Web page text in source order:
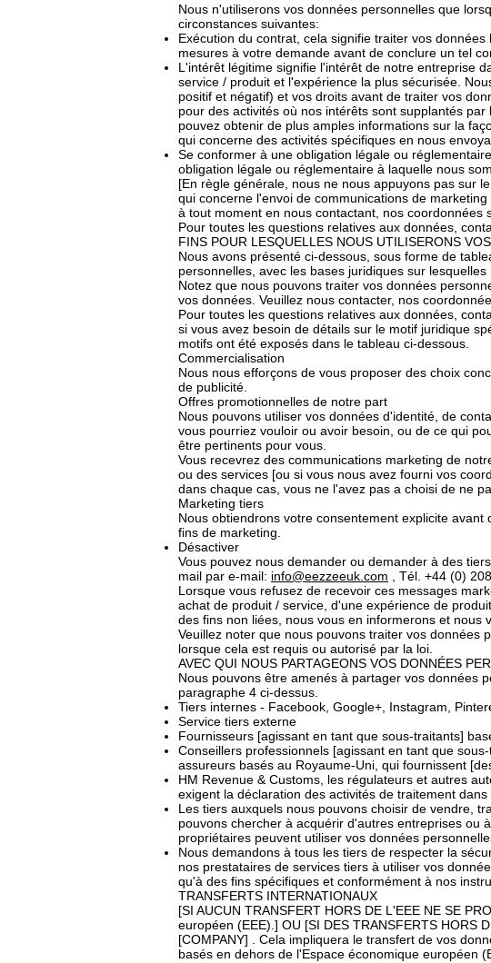
Nous n'utiliserons vos données personnelles que
circonstances suivantes:
Exécution du contrat, cela signifie traiter vos
mesures à votre demande avant de conclure un tel
L'intérêt légitime signifie l'intérêt de notre entreprise
service / produit et l'expérience la plus sécurisée.
positif et négatif) et vos droits avant de traiter vos
pour des activités où nos intérêts sont supplantés
pouvez obtenir de plus amples informations sur la
qui concerne des activités spécifiques en nous
Se conformer à une obligation légale ou
obligation légale ou réglementaire à laquelle nous
[En règle générale, nous ne nous appuyons pas sur
qui concerne l'envoi de communications de
à tout moment en nous contactant, nos coordonnées
Pour toutes les questions relatives aux données,
FINS POUR LESQUELLES NOUS UTILISERONS
Nous avons présenté ci-dessous, sous forme de
personnelles, avec les bases juridiques sur
Notez que nous pouvons traiter vos données
vos données. Veuillez nous contacter, nos
Pour toutes les questions relatives aux données,
si vous avez besoin de détails sur le motif juridique
motifs ont été exposés dans le tableau ci-dessous.
Commercialisation
Nous nous efforçons de vous proposer des choix
de publicité.
Offres promotionnelles de notre part
Nous pouvons utiliser vos données d'identité, de
vous pourriez vouloir ou avoir besoin, ou de ce qui
être pertinents pour vous.
Vous recevrez des communications marketing de
ou des services [ou si vous nous avez fourni vos
dans chaque cas, vous ne l'avez pas a choisi de ne
Marketing tiers
Nous obtiendrons votre consentement explicite
fins de marketing.
Désactiver
Vous pouvez nous demander ou demander à des
mail par e-mail: info@eezzeeuk.com , Tél. +44 (0)
Lorsque vous refusez de recevoir ces messages
achat de produit / service, d'une expérience de
des fins non liées, nous vous en informerons et nous
Veuillez noter que nous pouvons traiter vos données
lorsque cela est requis ou autorisé par la loi.
AVEC QUI NOUS PARTAGEONS VOS DONNÉES
Nous pouvons être amenés à partager vos données
paragraphe 4 ci-dessus.
Tiers internes - Facebook, Google+, Instagram,
Service tiers externe
Fournisseurs [agissant en tant que sous-traitants]
Conseillers professionnels [agissant en tant que
assureurs basés au Royaume-Uni, qui fournissent
HM Revenue & Customs, les régulateurs et autres
exigent la déclaration des activités de traitement dans
Les tiers auxquels nous pouvons choisir de vendre,
pouvons chercher à acquérir d'autres entreprises ou
propriétaires peuvent utiliser vos données
Nous demandons à tous les tiers de respecter la
nos prestataires de services tiers à utiliser vos
qu'à des fins spécifiques et conformément à nos
TRANSFERTS INTERNATIONAUX
[SI AUCUN TRANSFERT HORS DE L'EEE NE SE
européen (EEE).] OU [SI DES TRANSFERTS HORS
[COMPANY] . Cela impliquera le transfert de vos
basés en dehors de l'Espace économique européen